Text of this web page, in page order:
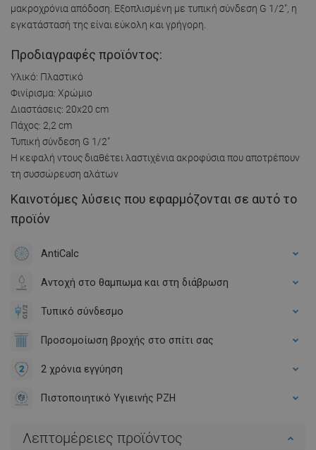
μακροχρόνια απόδοση. Εξοπλισμένη με τυπική σύνδεση G 1/2", η
εγκατάστασή της είναι εύκολη και γρήγορη.
Προδιαγραφές προϊόντος:
Υλικό: Πλαστικό
Φινίρισμα: Χρώμιο
Διαστάσεις: 20x20 cm
Πάχος: 2,2 cm
Τυπική σύνδεση G 1/2"
Η κεφαλή ντους διαθέτει λαστιχένια ακροφύσια που αποτρέπουν
τη συσσώρευση αλάτων
Καινοτόμες λύσεις που εφαρμόζονται σε αυτό το
προϊόν
AntiCalc
Αντοχή στο θαμπωμα και στη διάβρωση
Τυπικό σύνδεσμο
Προσομοίωση βροχής στο σπίτι σας
2 χρόνια εγγύηση
Πιστοποιητικό Υγιεινής PZH
Λεπτομέρειες προϊόντος